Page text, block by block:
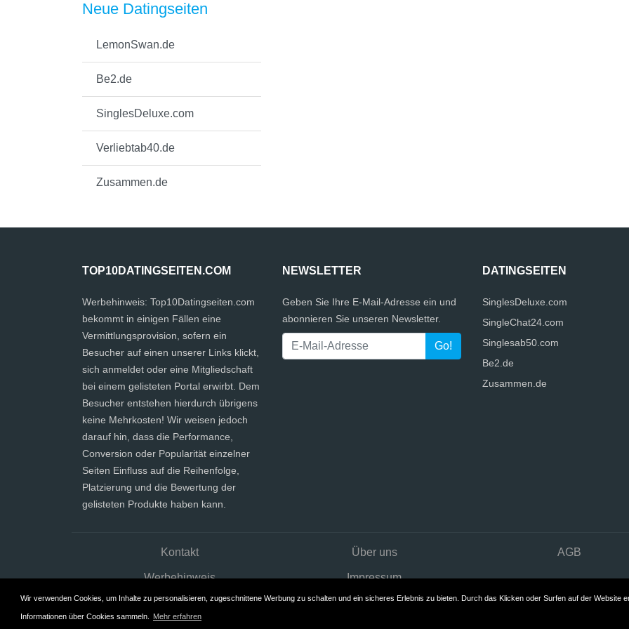
Wir verwenden Cookies, um Inhalte zu personalisieren, zugeschnittene Werbung zu schalten und ein sicheres Erlebnis zu bieten. Durch das Klicken oder Surfen auf der Website
Informationen über Cookies sammeln. Mehr erfahren
Neue Datingseiten
LemonSwan.de
Be2.de
SinglesDeluxe.com
Verliebtab40.de
Zusammen.de
TOP10DATINGSEITEN.COM
Werbehinweis: Top10Datingseiten.com
bekommt in einigen Fällen eine
Vermittlungsprovision, sofern ein
Besucher auf einen unserer Links klickt,
sich anmeldet oder eine Mitgliedschaft
bei einem gelisteten Portal erwirbt. Dem
Besucher entstehen hierdurch übrigens
keine Mehrkosten! Wir weisen jedoch
darauf hin, dass die Performance,
Conversion oder Popularität einzelner
Seiten Einfluss auf die Reihenfolge,
Platzierung und die Bewertung der
gelisteten Produkte haben kann.
NEWSLETTER
Geben Sie Ihre E-Mail-Adresse ein und
abonnieren Sie unseren Newsletter.
DATINGSEITEN
SinglesDeluxe.com
SingleChat24.com
Singlesab50.com
Be2.de
Zusammen.de
Kontakt Über uns AGB
Werbehinweis Impressum